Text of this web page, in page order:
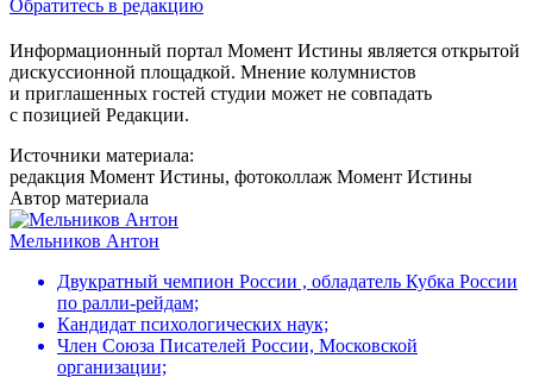
Обратитесь в редакцию
Информационный портал Момент Истины является открытой
дискуссионной площадкой. Мнение колумнистов
и приглашенных гостей студии может не совпадать
с позицией Редакции.
Источники материала:
редакция Момент Истины, фотоколлаж Момент Истины
Автор материала
Мельников Антон
Двукратный чемпион России , обладатель Кубка России
по ралли-рейдам;
Кандидат психологических наук;
Член Союза Писателей России, Московской
организации;